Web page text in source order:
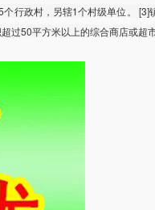
行政村，另辖1个村级单位。
过50平方米以上的综合商店或超